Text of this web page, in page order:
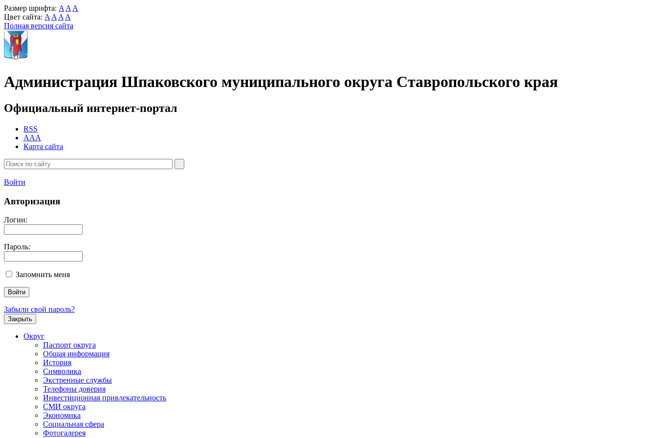
Размер шрифта: A A A
Цвет сайта: A A A A
Полная версия сайта
Администрация Шпаковского муниципального округа Ставропольского края
Официальный интернет-портал
RSS
AAA
Карта сайта
Войти
Авторизация
Логин:
Пароль:
Запомнить меня
Забыли свой пароль?
Закрыть
Округ
Паспорт округа
Общая информация
История
Символика
Экстренные службы
Телефоны доверия
Инвестиционная привлекательность
СМИ округа
Экономика
Социальная сфера
Фотогалерея